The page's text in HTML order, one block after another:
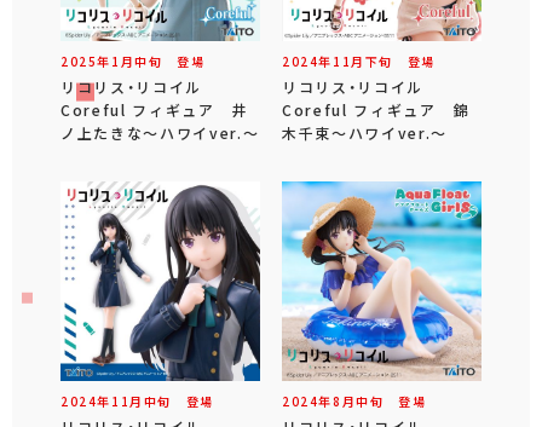
2025年 1 月中旬 登場
リコリス・リコイル
Coreful フィギュア 井
ノ上たきな～ハワイver.～
2024年 11 月 下旬 登場
リコリス・リコイル
Coreful フィギュア 錦
木千束～ハワイver.～
2024年 11 月 中旬 登場 2024年8 月中旬 登場